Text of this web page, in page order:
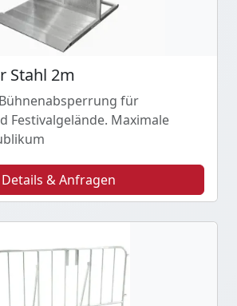
Stahl 2m
für
Festivalgelände. Maximale
Details & Anfragen